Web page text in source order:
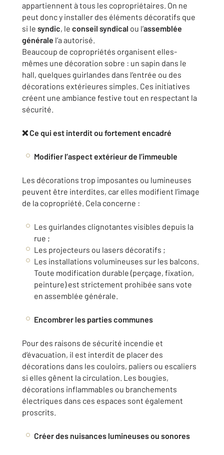
appartiennent à tous les copropriétaires. On ne
peut donc y installer des éléments décoratifs que
si le syndic, le conseil syndical ou l’assemblée
générale l’a autorisé.
Beaucoup de copropriétés organisent elles-
mêmes une décoration sobre : un sapin dans le
hall, quelques guirlandes dans l’entrée ou des
décorations extérieures simples. Ces initiatives
créent une ambiance festive tout en respectant la
sécurité.
❌ Ce qui est interdit ou fortement encadré
Modifier l’aspect extérieur de l’immeuble
Les décorations trop imposantes ou lumineuses
peuvent être interdites, car elles modifient l’image
de la copropriété. Cela concerne :
Les guirlandes clignotantes visibles depuis la
rue ;
Les projecteurs ou lasers décoratifs ;
Les installations volumineuses sur les balcons.
Toute modification durable (perçage, fixation,
peinture) est strictement prohibée sans vote
en assemblée générale.
Encombrer les parties communes
Pour des raisons de sécurité incendie et
d’évacuation, il est interdit de placer des
décorations dans les couloirs, paliers ou escaliers
si elles gênent la circulation. Les bougies,
décorations inflammables ou branchements
électriques dans ces espaces sont également
proscrits.
Créer des nuisances lumineuses ou sonores